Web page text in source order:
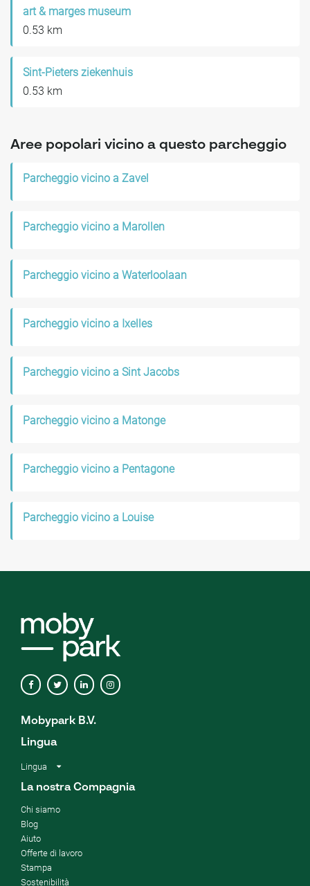
art & marges museum
0.53 km
Sint-Pieters ziekenhuis
0.53 km
Aree popolari vicino a questo parcheggio
Parcheggio vicino a Zavel
Parcheggio vicino a Marollen
Parcheggio vicino a Waterloolaan
Parcheggio vicino a Ixelles
Parcheggio vicino a Sint Jacobs
Parcheggio vicino a Matonge
Parcheggio vicino a Pentagone
Parcheggio vicino a Louise
Mobypark B.V.
Lingua
Lingua
La nostra Compagnia
Chi siamo
Blog
Aiuto
Offerte di lavoro
Stampa
Sostenibilità